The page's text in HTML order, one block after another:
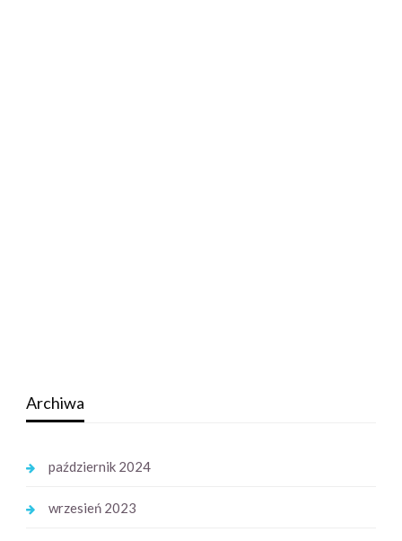
Archiwa
październik 2024
wrzesień 2023